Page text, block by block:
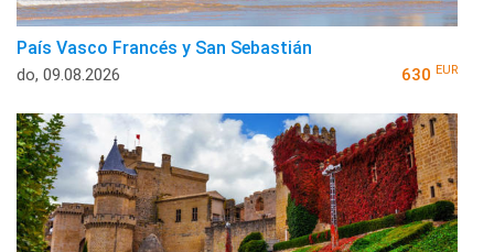
País Vasco Francés y San Sebastián
do, 09.08.2026 630 EUR